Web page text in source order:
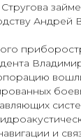
Андрей
и